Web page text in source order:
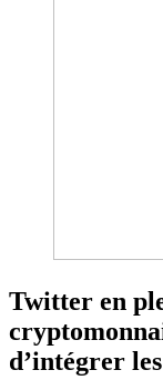
Twitter en
d’intégrer